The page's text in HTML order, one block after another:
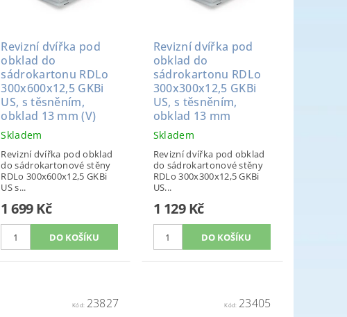
Revizní dvířka pod
obklad do
sádrokartonu RDLo
300x600x12,5 GKBi
US, s těsněním,
obklad 13 mm (V)
Skladem
Revizní dvířka pod obklad
do sádrokartonové stěny
RDLo 300x600x12,5 GKBi
US s...
1 699 Kč
Revizní dvířka pod
obklad do
sádrokartonu RDLo
300x300x12,5 GKBi
US, s těsněním,
obklad 13 mm
Skladem
Revizní dvířka pod obklad
do sádrokartonové stěny
RDLo 300x300x12,5 GKBi
US...
1 129 Kč
Kód: 23827 Kód: 23405